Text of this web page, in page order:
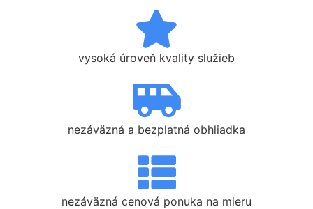
vysoká úroveň kvality služieb
nezáväzná a bezplatná obhliadka
nezáväzná cenová ponuka na mieru